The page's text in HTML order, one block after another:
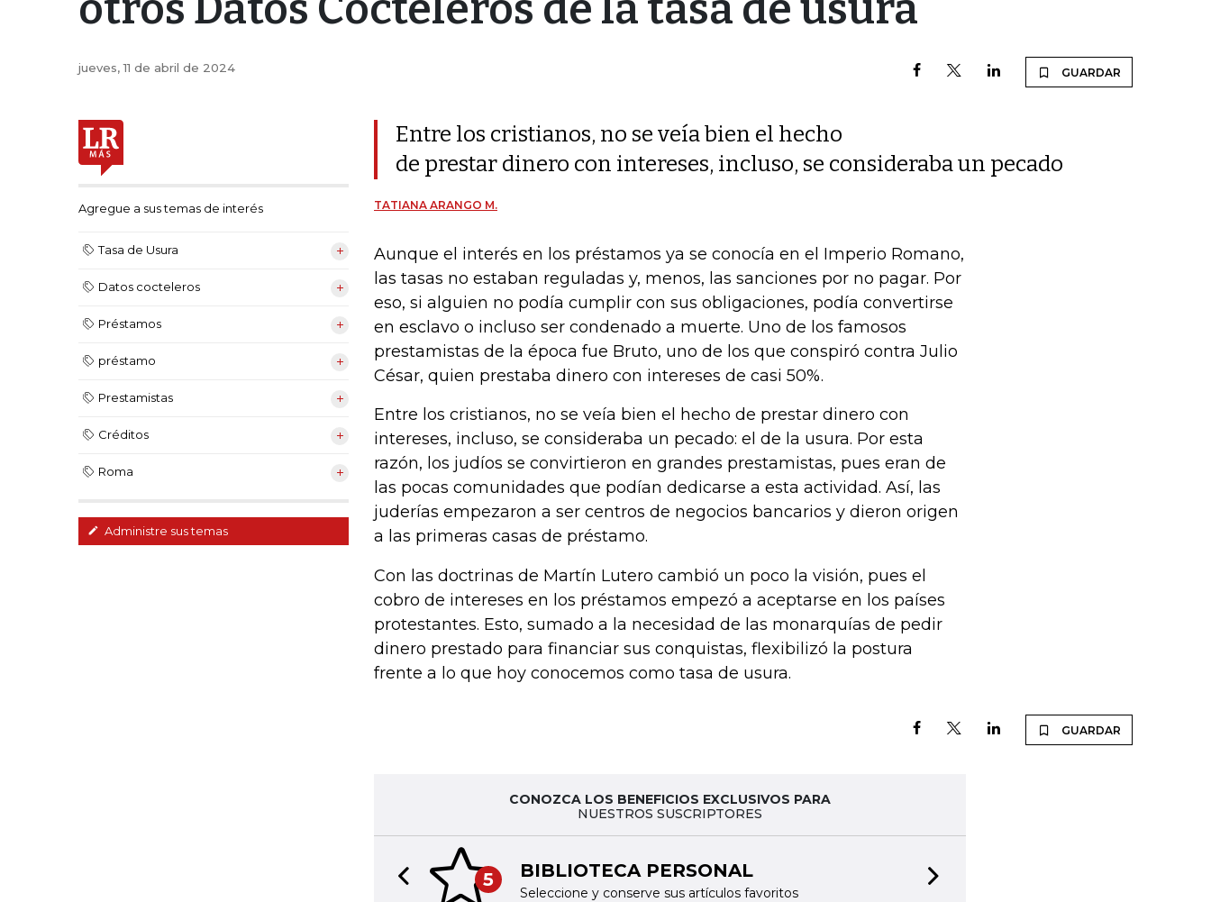
jueves, 11 de abril de 2024 GUARDAR
Agregue a sus temas de interés
Tasa de Usura
Datos cocteleros
Préstamos
préstamo
Prestamistas
Créditos
Roma
Administre sus temas
Entre los cristianos, no se veía bien el hecho
de prestar dinero con intereses, incluso, se consideraba un pecado
TATIANA ARANGO M.
Aunque el interés en los préstamos ya se conocía en el Imperio Romano,
las tasas no estaban reguladas y, menos, las sanciones por no pagar. Por
eso, si alguien no podía cumplir con sus obligaciones, podía convertirse
en esclavo o incluso ser condenado a muerte. Uno de los famosos
prestamistas de la época fue Bruto, uno de los que conspiró contra Julio
César, quien prestaba dinero con intereses de casi 50%.
Entre los cristianos, no se veía bien el hecho de prestar dinero con
intereses, incluso, se consideraba un pecado: el de la usura. Por esta
razón, los judíos se convirtieron en grandes prestamistas, pues eran de
las pocas comunidades que podían dedicarse a esta actividad. Así, las
juderías empezaron a ser centros de negocios bancarios y dieron origen
a las primeras casas de préstamo.
Con las doctrinas de Martín Lutero cambió un poco la visión, pues el
cobro de intereses en los préstamos empezó a aceptarse en los países
protestantes. Esto, sumado a la necesidad de las monarquías de pedir
dinero prestado para financiar sus conquistas, flexibilizó la postura
frente a lo que hoy conocemos como tasa de usura.
GUARDAR
CONOZCA LOS BENEFICIOS EXCLUSIVOS PARA
NUESTROS SUSCRIPTORES
5 BIBLIOTECA PERSONAL
Seleccione y conserve sus artículos favoritos
Previous slide